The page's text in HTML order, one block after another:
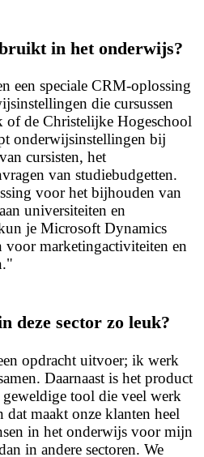
in het onderwijs?
een speciale CRM-oplossing
die cursussen
of de Christelijke Hogeschool
onderwijsinstellingen bij
cursisten, het
van studiebudgetten.
voor het bijhouden van
universiteiten en
je Microsoft Dynamics
marketingactiviteiten en
deze sector zo leuk?
opdracht uitvoer; ik werk
Daarnaast is het product
tool die veel werk
dat maakt onze klanten heel
in het onderwijs voor mijn
in andere sectoren. We